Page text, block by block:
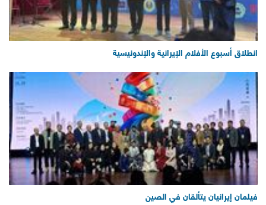
انطلاق أسبوع الأفلام الإيرانية والإندونيسية
فيلمان إيرانيان يتألقان في الصين